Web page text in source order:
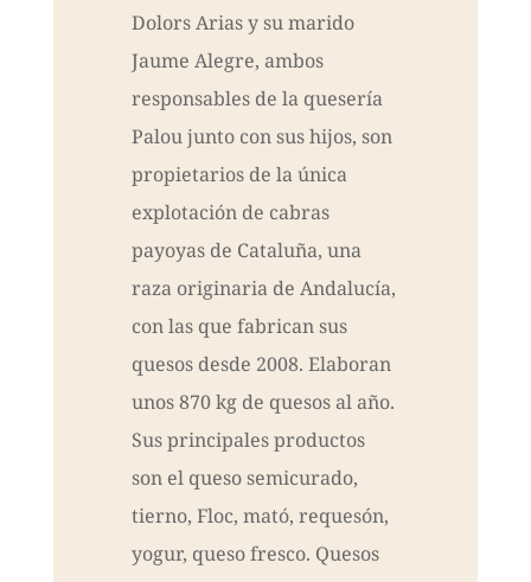
Dolors Arias y su marido
Jaume Alegre, ambos
responsables de la quesería
Palou junto con sus hijos, son
propietarios de la única
explotación de cabras
payoyas de Cataluña, una
raza originaria de Andalucía,
con las que fabrican sus
quesos desde 2008. Elaboran
unos 870 kg de quesos al año.
Sus principales productos
son el queso semicurado,
tierno, Floc, mató, requesón,
yogur, queso fresco. Quesos